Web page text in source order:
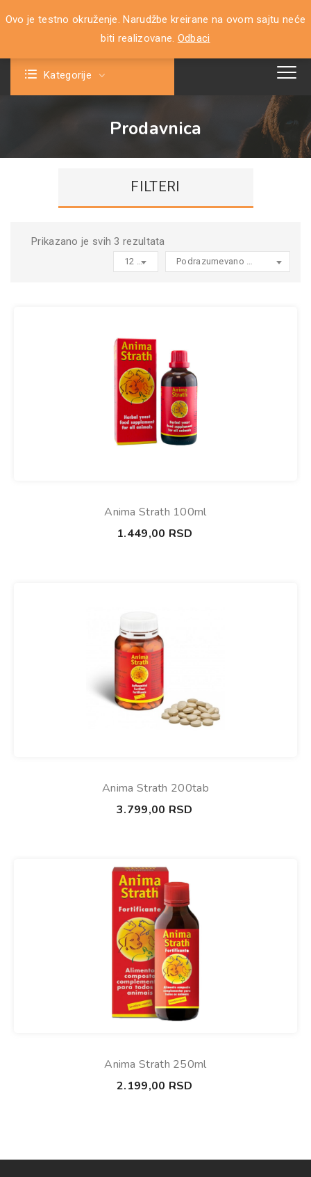
Ovo je testno okruženje. Narudžbe kreirane na ovom sajtu neće
biti realizovane. Odbaci
0
Kategorije
Prodavnica
Prikazano je svih 3 rezultata
12 products per page
Anima Strath 100ml
1.449,00 RSD
Anima Strath 200tab
3.799,00 RSD
Anima Strath 250ml
2.199,00 RSD
FILTERI